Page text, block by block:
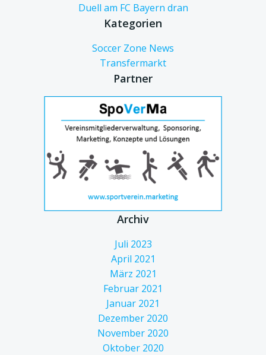
Duell am FC Bayern dran
Kategorien
Soccer Zone News
Transfermarkt
Partner
Archiv
Juli 2023
April 2021
März 2021
Februar 2021
Januar 2021
Dezember 2020
November 2020
Oktober 2020